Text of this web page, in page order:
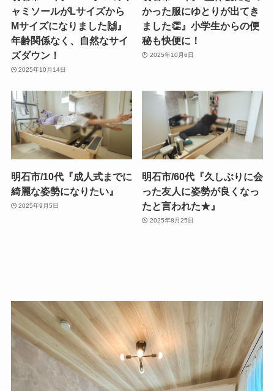
ャミソールがLサイズから
Mサイズになりました🙌』
年齢関係なく、自然なサイ
ズダウン！
2025年10月14日
かった服にゆとりが出てき
ました👏』小学生からの便
秘も快便に！
2025年10月6日
明石市/10代『成人式までに
綺麗な姿勢になりたい』
2025年9月5日
明石市/60代『久しぶりに会
った友人に姿勢が良くなっ
たと言われた★』
2025年8月25日